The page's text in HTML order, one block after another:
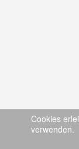
Cookies
verwenden.